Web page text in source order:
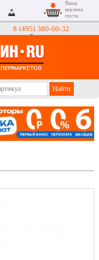
8 (495) 380-00-32
Гипермаркеты
Ваша
корзина
пуста